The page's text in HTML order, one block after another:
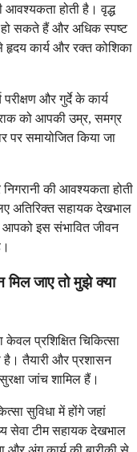
आवश्यकता होती है। वृद्ध
सकते हैं और अधिक स्पष्ट
कार्य और रक्त कोशिका
और गुर्दे के कार्य
को आपकी उम्र, समग्र
पर समायोजित किया जा
की आवश्यकता होती
अतिरिक्त सहायक देखभाल
इस संभावित जीवन
जाए तो मुझे क्या
प्रशिक्षित चिकित्सा
है। तैयारी और प्रशासन
जांच शामिल हैं।
सुविधा में होंगे जहां
सेवा टीम सहायक देखभाल